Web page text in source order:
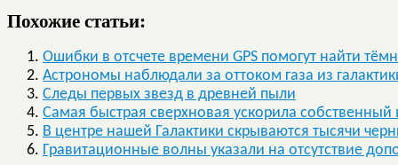
Похожие статьи:
Ошибки в отсчете времени GPS помогут найти
Астрономы наблюдали за оттоком газа из
Следы первых звезд в древней пыли
Самая быстрая сверхновая ускорила собственный
В центре нашей Галактики скрываются тысячи
Гравитационные волны указали на отсутствие